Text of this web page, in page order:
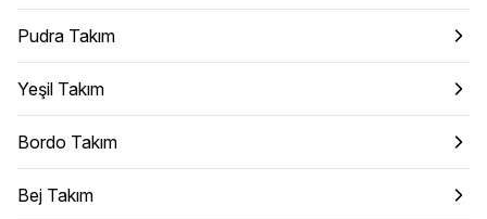
Pudra Takım
Yeşil Takım
Bordo Takım
Bej Takım